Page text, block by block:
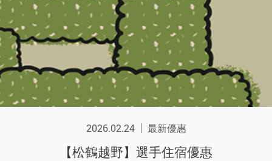
2026.02.24 最新優惠
【松鶴越野】選手住宿優惠